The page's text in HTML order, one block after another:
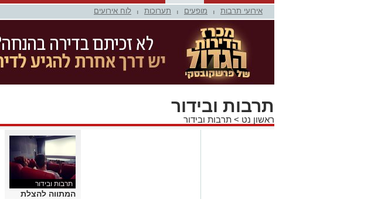
אירועי תרבות מופעים תערוכות לוח אירועים
תרבות ובידור
ראשון נט > תרבות ובידור
תרבות ובידור
המתווה להצלת